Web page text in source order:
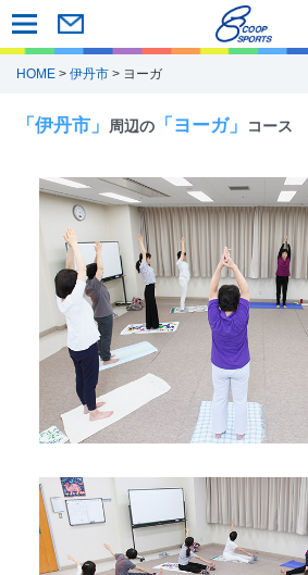
HOME > 伊丹市 > ヨーガ
「伊丹市」 周辺の 「ヨーガ」 コース